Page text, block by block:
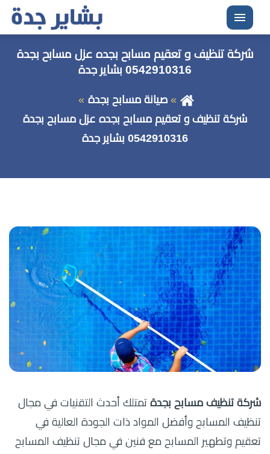
القائمة
شركة تنظيف و تعقيم مسابح بجده عزل مسابح بجدة
0542910316 بشاير جدة
صيانة مسابح بجدة
شركة تنظيف و تعقيم مسابح بجده عزل مسابح بجدة
0542910316 بشاير جدة
شركة تنظيف مسابح بجدة تمتلك أحدث التقنيات في مجال
تنظيف المسابح وأفضل المواد ذات الجودة العالية في
تعقيم وتطهير المسابح مع فنين في مجال تنظيف المسابح